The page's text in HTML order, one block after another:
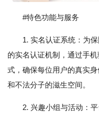
#特色功能与服务
1. 实名认证系统：为
的实名认证机制，通过手
式，确保每位用户的真实
和不法分子的滋生空间。
2. 兴趣小组与活动：